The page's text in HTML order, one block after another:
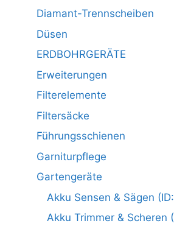
Diamant-Trennscheiben
Düsen
ERDBOHRGERÄTE
Erweiterungen
Filterelemente
Filtersäcke
Führungsschienen
Garniturpflege
Gartengeräte
Akku Sensen & Sägen
Akku Trimmer & Scheren